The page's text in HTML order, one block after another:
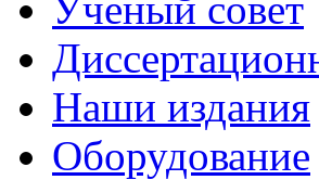
Наши издания
Оборудование